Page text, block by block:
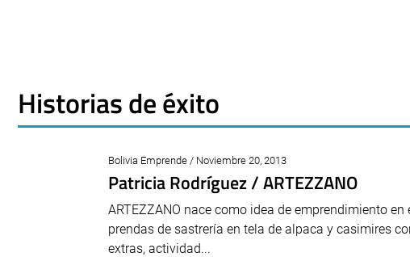
Historias de éxito
Bolivia Emprende / Noviembre 20, 2013
Patricia Rodríguez / ARTEZZANO
ARTEZZANO nace como idea de emprendimiento
prendas de sastrería en tela de alpaca y casimires
extras, actividad...